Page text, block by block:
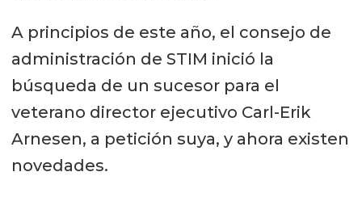
A principios de este año, el consejo de
administración de STIM inició la
búsqueda de un sucesor para el
veterano director ejecutivo Carl-Erik
Arnesen, a petición suya, y ahora existen
novedades.